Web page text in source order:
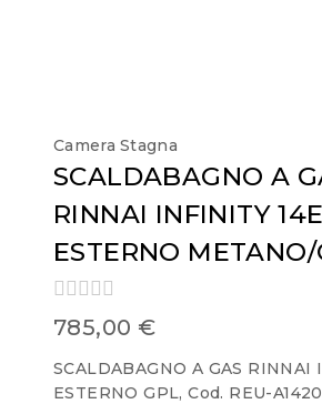
Camera Stagna
SCALDABAGNO A
RINNAI INFINITY 14E
ESTERNO
0
out
of
5
785,00 €
SCALDABAGNO A GAS RINNAI
ESTERNO GPL, Cod. REU-